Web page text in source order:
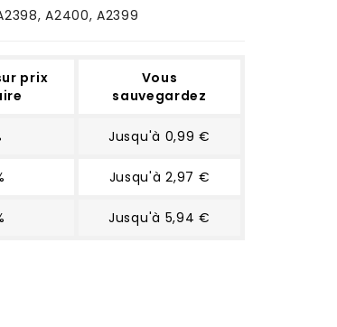
A2400, A2399
prix
Vous
sauvegardez
Jusqu'à 0,99 €
Jusqu'à 2,97 €
Jusqu'à 5,94 €